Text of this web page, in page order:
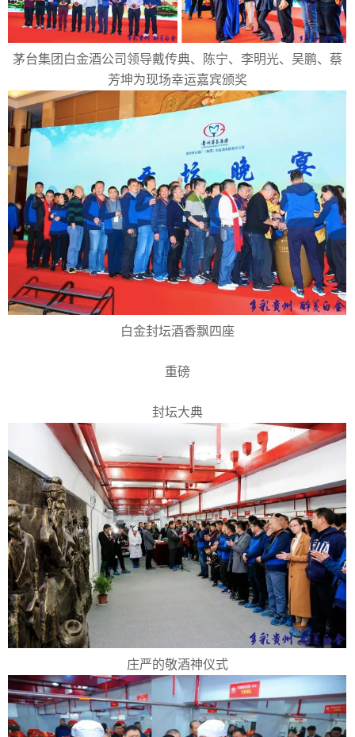
茅台集团白金酒公司领导戴传典、陈宁、李明光、吴鹏、蔡
芳坤为现场幸运嘉宾颁奖
白金封坛酒香飘四座
重磅
封坛大典
庄严的敬酒神仪式